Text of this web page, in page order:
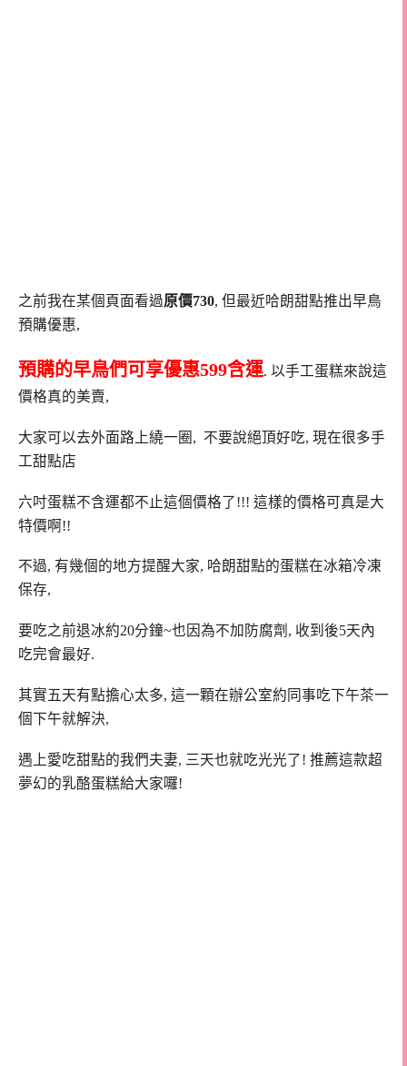
之前我在某個頁面看過原價730, 但最近哈朗甜點推出早鳥
預購優惠,
預購的早鳥們可享優惠599含運. 以手工蛋糕來說這
價格真的美賣,
大家可以去外面路上繞一圈, 不要說絕頂好吃, 現在很多手
工甜點店
六吋蛋糕不含運都不止這個價格了!!! 這樣的價格可真是大
特價啊!!
不過, 有幾個的地方提醒大家, 哈朗甜點的蛋糕在冰箱冷凍
保存,
要吃之前退冰約20分鐘~也因為不加防腐劑, 收到後5天內
吃完會最好.
其實五天有點擔心太多, 這一顆在辦公室約同事吃下午茶一
個下午就解決,
遇上愛吃甜點的我們夫妻, 三天也就吃光光了! 推薦這款超
夢幻的乳酪蛋糕給大家囉!